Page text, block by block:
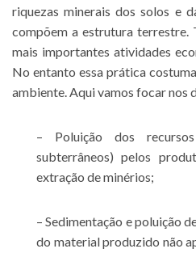
riquezas minerais dos solos e
compõem a estrutura terrestre.
mais importantes atividades
No entanto essa prática
ambiente. Aqui vamos focar nos
– Poluição dos
subterrâneos) pelos
extração de minérios;
– Sedimentação e poluição
do material produzido não